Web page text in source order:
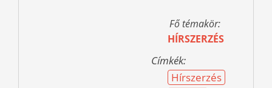
Fő témakör:
HÍRSZERZÉS
Címkék:
Hírszerzés